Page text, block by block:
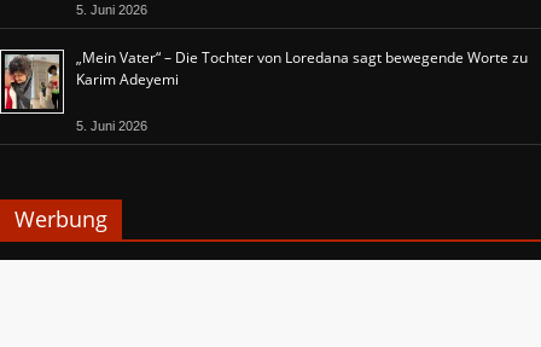
5. Juni 2026
„Mein Vater“ – Die Tochter von Loredana sagt bewegende Worte zu
Karim Adeyemi
5. Juni 2026
Werbung